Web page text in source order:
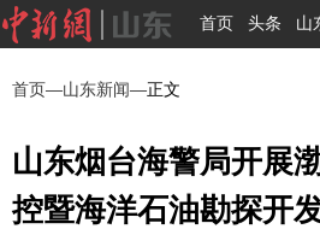
首页 头条 山
首页—山东新闻—正文
山东烟台海警局开展
控暨海洋石油勘探开